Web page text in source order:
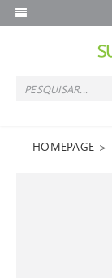
HOMEPAGE >